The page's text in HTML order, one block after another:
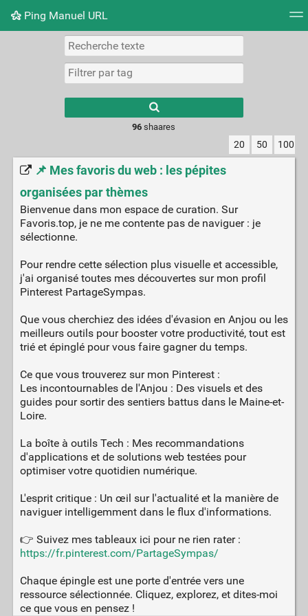
Ping Manuel URL
Nuage de tags Mur d'images
results.
96 shaares
20 50 100
📌 Mes favoris du web : les pépites
organisées par thèmes
Bienvenue dans mon espace de curation. Sur
Favoris.top, je ne me contente pas de naviguer : je
sélectionne.
Pour rendre cette sélection plus visuelle et accessible,
j'ai organisé toutes mes découvertes sur mon profil
Pinterest PartageSympas.
Que vous cherchiez des idées d'évasion en Anjou ou les
meilleurs outils pour booster votre productivité, tout est
trié et épinglé pour vous faire gagner du temps.
Ce que vous trouverez sur mon Pinterest :
Les incontournables de l'Anjou : Des visuels et des
guides pour sortir des sentiers battus dans le Maine-et-
Loire.
La boîte à outils Tech : Mes recommandations
d'applications et de solutions web testées pour
optimiser votre quotidien numérique.
L'esprit critique : Un œil sur l'actualité et la manière de
naviguer intelligemment dans le flux d'informations.
👉 Suivez mes tableaux ici pour ne rien rater :
https://fr.pinterest.com/PartageSympas/
Chaque épingle est une porte d'entrée vers une
ressource sélectionnée. Cliquez, explorez, et dites-moi
ce que vous en pensez !